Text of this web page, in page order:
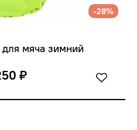
-28%
мяча зимний
₽